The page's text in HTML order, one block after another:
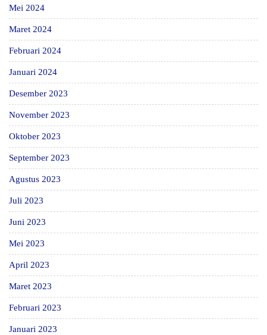
Mei 2024
Maret 2024
Februari 2024
Januari 2024
Desember 2023
November 2023
Oktober 2023
September 2023
Agustus 2023
Juli 2023
Juni 2023
Mei 2023
April 2023
Maret 2023
Februari 2023
Januari 2023